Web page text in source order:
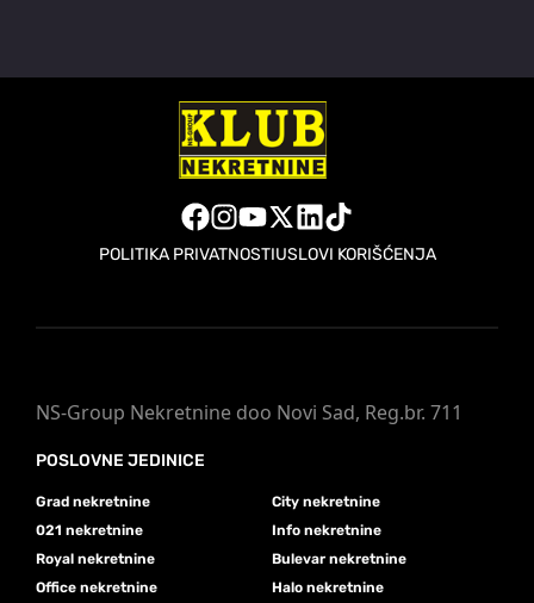
POLITIKA PRIVATNOSTIUSLOVI KORIŠĆENJA
NS-Group Nekretnine doo Novi Sad, Reg.br. 711
POSLOVNE JEDINICE
Grad nekretnine
City nekretnine
021 nekretnine
Info nekretnine
Royal nekretnine
Bulevar nekretnine
Office nekretnine
Halo nekretnine